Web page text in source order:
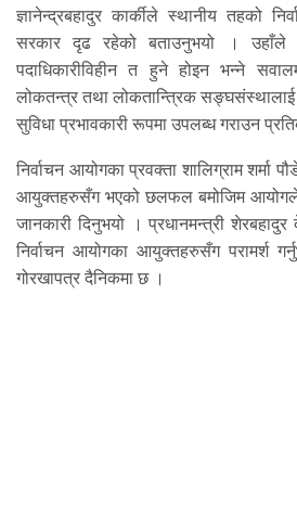
ज्ञानेन्द्रबहादुर कार्कीले स्थानीय तहको
सरकार दृढ रहेको बताउनुभयो । उहाँले
पदाधिकारीविहीन त हुने होइन भन्ने
लोकतन्त्र तथा लोकतान्त्रिक सङ्घसंस्थालाई
सुविधा प्रभावकारी रूपमा उपलब्ध गराउन
निर्वाचन आयोगका प्रवक्ता शालिग्राम शर्मा
आयुक्तहरुसँग भएको छलफल बमोजिम
जानकारी दिनुभयो । प्रधानमन्त्री शेरबहादुर
निर्वाचन आयोगका आयुक्तहरुसँग परामर्श
गोरखापत्र दैनिकमा छ ।